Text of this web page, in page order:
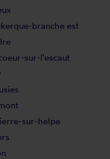
branche est
sur-l'escaut
sur-helpe